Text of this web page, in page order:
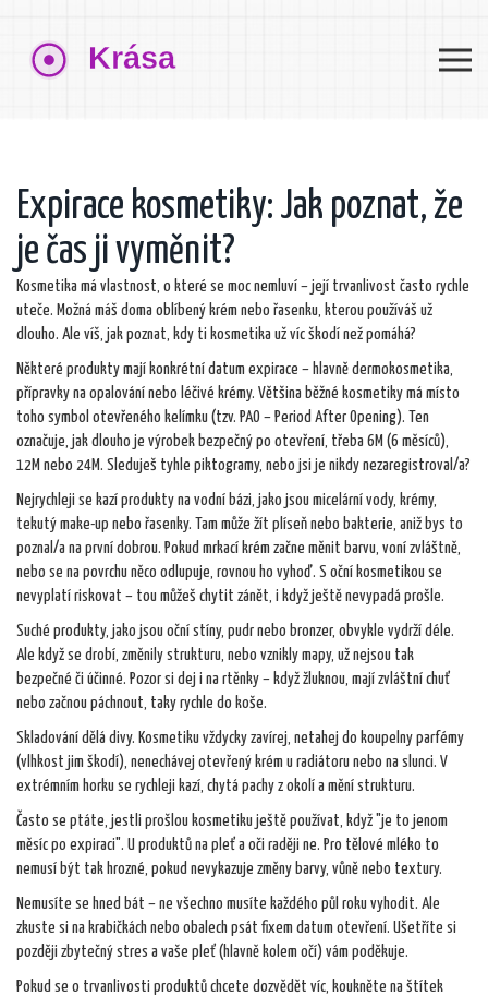
Expirace kosmetiky: Jak poznat, že
je čas ji vyměnit?
Kosmetika má vlastnost, o které se moc nemluví – její trvanlivost často rychle
uteče. Možná máš doma oblíbený krém nebo řasenku, kterou používáš už
dlouho. Ale víš, jak poznat, kdy ti kosmetika už víc škodí než pomáhá?
Některé produkty mají konkrétní datum expirace – hlavně dermokosmetika,
přípravky na opalování nebo léčivé krémy. Většina běžné kosmetiky má místo
toho symbol otevřeného kelímku (tzv. PAO – Period After Opening). Ten
označuje, jak dlouho je výrobek bezpečný po otevření, třeba 6M (6 měsíců),
12M nebo 24M. Sleduješ tyhle piktogramy, nebo jsi je nikdy nezaregistroval/a?
Nejrychleji se kazí produkty na vodní bázi, jako jsou micelární vody, krémy,
tekutý make-up nebo řasenky. Tam může žít plíseň nebo bakterie, aniž bys to
poznal/a na první dobrou. Pokud mrkací krém začne měnit barvu, voní zvláštně,
nebo se na povrchu něco odlupuje, rovnou ho vyhoď. S oční kosmetikou se
nevyplatí riskovat – tou můžeš chytit zánět, i když ještě nevypadá prošle.
Suché produkty, jako jsou oční stíny, pudr nebo bronzer, obvykle vydrží déle.
Ale když se drobí, změnily strukturu, nebo vznikly mapy, už nejsou tak
bezpečné či účinné. Pozor si dej i na rtěnky – když žluknou, mají zvláštní chuť
nebo začnou páchnout, taky rychle do koše.
Skladování dělá divy. Kosmetiku vždycky zavírej, netahej do koupelny parfémy
(vlhkost jim škodí), nenechávej otevřený krém u radiátoru nebo na slunci. V
extrémním horku se rychleji kazí, chytá pachy z okolí a mění strukturu.
Často se ptáte, jestli prošlou kosmetiku ještě používat, když "je to jenom
měsíc po expiraci". U produktů na pleť a oči raději ne. Pro tělové mléko to
nemusí být tak hrozné, pokud nevykazuje změny barvy, vůně nebo textury.
Nemusíte se hned bát – ne všechno musíte každého půl roku vyhodit. Ale
zkuste si na krabičkách nebo obalech psát fixem datum otevření. Ušetříte si
později zbytečný stres a vaše pleť (hlavně kolem očí) vám poděkuje.
Pokud se o trvanlivosti produktů chcete dozvědět víc, koukněte na štítek